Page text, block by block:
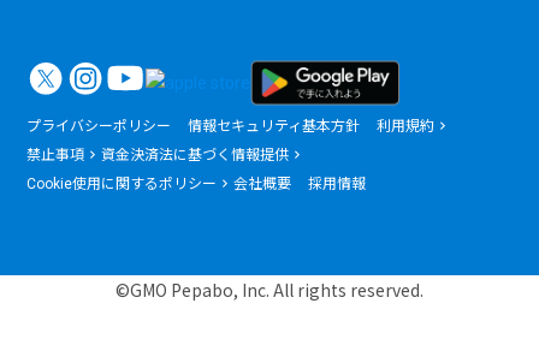
プライバシーポリシー 情報セキュリティ基本方針
利用規約
禁止事項
資金決済法に基づく情報提供
Cookie使用に関するポリシー
会社概要 採用情報
©GMO Pepabo, Inc. All rights reserved.